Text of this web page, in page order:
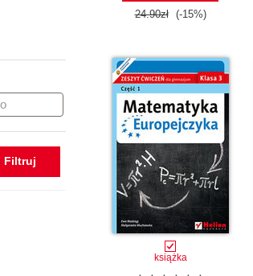
24.90zł (-15%)
książka